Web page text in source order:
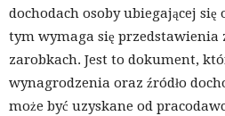
dochodach osoby ubiegającej
tym wymaga się przedstawienia
zarobkach. Jest to dokument,
wynagrodzenia oraz źródło
może być uzyskane od